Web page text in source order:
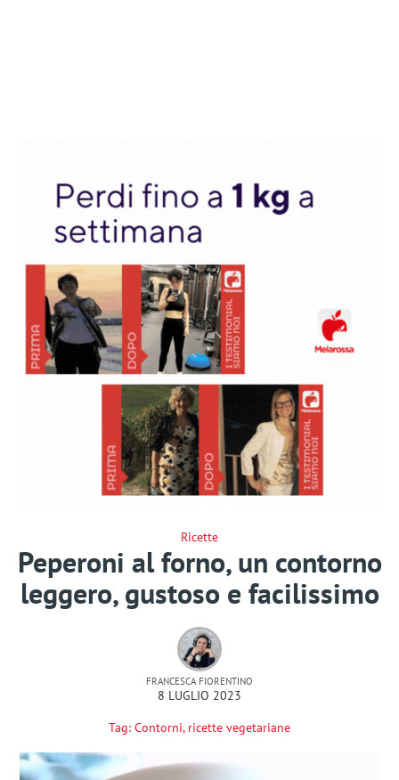
Ricette
Peperoni al forno, un contorno
leggero, gustoso e facilissimo
FRANCESCA FIORENTINO
8 LUGLIO 2023
Tag: Contorni, ricette vegetariane